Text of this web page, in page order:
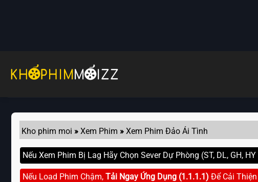
Kho phim moi » Xem Phim » Xem Phim Đảo Ái Tình
Nếu Xem Phim Bị Lag Hãy Chọn Sever Dự Phòng (ST, DL, GH,
Nếu Load Phim Chậm, Tải Ngay Ứng Dụng (1.1.1.1) Để Cải